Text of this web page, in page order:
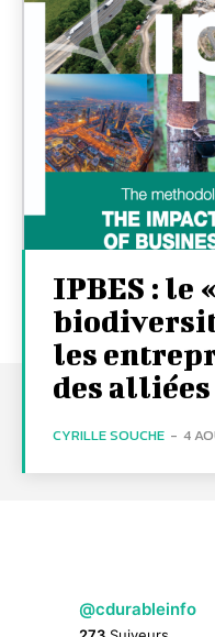
IPBES : le
les
des
CYRILLE SOUCHE - 4
@cdurableinfo